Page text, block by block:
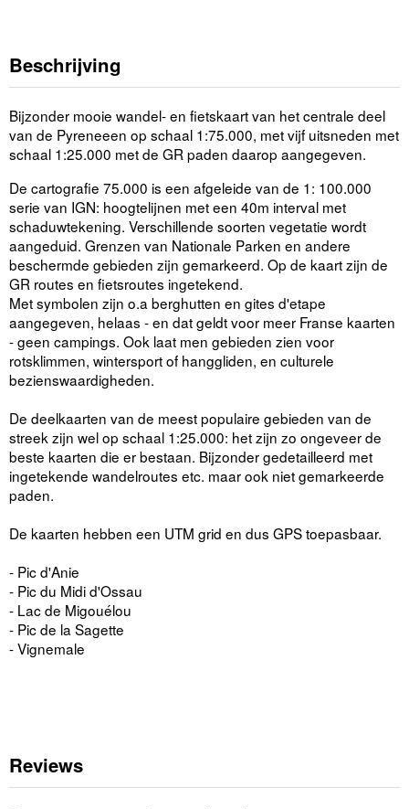
Beschrijving
Bijzonder mooie wandel- en fietskaart van het centrale deel
van de Pyreneeen op schaal 1:75.000, met vijf uitsneden met
schaal 1:25.000 met de GR paden daarop aangegeven.
De cartografie 75.000 is een afgeleide van de 1: 100.000
serie van IGN: hoogtelijnen met een 40m interval met
schaduwtekening. Verschillende soorten vegetatie wordt
aangeduid. Grenzen van Nationale Parken en andere
beschermde gebieden zijn gemarkeerd. Op de kaart zijn de
GR routes en fietsroutes ingetekend.
Met symbolen zijn o.a berghutten en gites d'etape
aangegeven, helaas - en dat geldt voor meer Franse kaarten
- geen campings. Ook laat men gebieden zien voor
rotsklimmen, wintersport of hanggliden, en culturele
bezienswaardigheden.
De deelkaarten van de meest populaire gebieden van de
streek zijn wel op schaal 1:25.000: het zijn zo ongeveer de
beste kaarten die er bestaan. Bijzonder gedetailleerd met
ingetekende wandelroutes etc. maar ook niet gemarkeerde
paden.
De kaarten hebben een UTM grid en dus GPS toepasbaar.
- Pic d'Anie
- Pic du Midi d'Ossau
- Lac de Migouélou
- Pic de la Sagette
- Vignemale
Reviews